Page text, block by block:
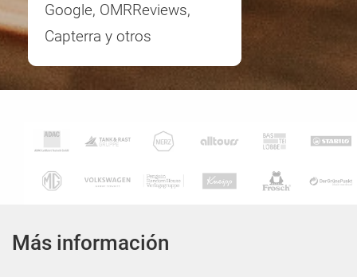
Google, OMRReviews,
Capterra y otros
Más información